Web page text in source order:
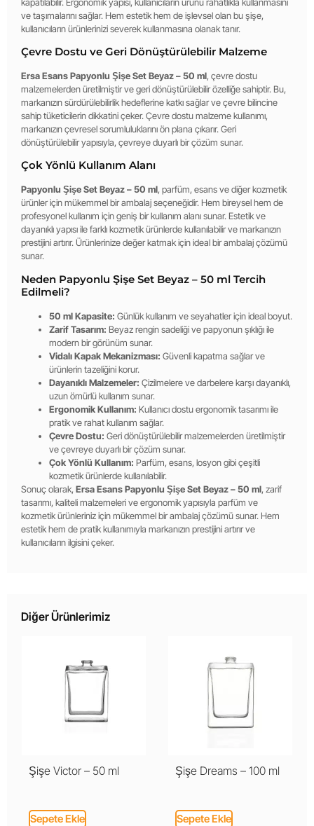
ve taşımalarını sağlar. Hem estetik hem de işlevsel olan bu şişe,
kullanıcıların ürünlerinizi severek kullanmasına olanak tanır.
Çevre Dostu ve Geri Dönüştürülebilir Malzeme
Ersa Esans Papyonlu Şişe Set Beyaz – 50 ml, çevre dostu
malzemelerden üretilmiştir ve geri dönüştürülebilir özelliğe sahiptir. Bu,
markanızın sürdürülebilirlik hedeflerine katkı sağlar ve çevre bilincine
sahip tüketicilerin dikkatini çeker. Çevre dostu malzeme kullanımı,
markanızın çevresel sorumluluklarını ön plana çıkarır. Geri
dönüştürülebilir yapısıyla, çevreye duyarlı bir çözüm sunar.
Çok Yönlü Kullanım Alanı
Papyonlu Şişe Set Beyaz – 50 ml, parfüm, esans ve diğer kozmetik
ürünler için mükemmel bir ambalaj seçeneğidir. Hem bireysel hem de
profesyonel kullanım için geniş bir kullanım alanı sunar. Estetik ve
dayanıklı yapısı ile farklı kozmetik ürünlerde kullanılabilir ve markanızın
prestijini artırır. Ürünlerinize değer katmak için ideal bir ambalaj çözümü
sunar.
Neden Papyonlu Şişe Set Beyaz – 50 ml Tercih
Edilmeli?
50 ml Kapasite: Günlük kullanım ve seyahatler için ideal boyut.
Zarif Tasarım: Beyaz rengin sadeliği ve papyonun şıklığı ile
modern bir görünüm sunar.
Vidalı Kapak Mekanizması: Güvenli kapatma sağlar ve
ürünlerin tazeliğini korur.
Dayanıklı Malzemeler: Çizilmelere ve darbelere karşı dayanıklı,
uzun ömürlü kullanım sunar.
Ergonomik Kullanım: Kullanıcı dostu ergonomik tasarımı ile
pratik ve rahat kullanım sağlar.
Çevre Dostu: Geri dönüştürülebilir malzemelerden üretilmiştir
ve çevreye duyarlı bir çözüm sunar.
Çok Yönlü Kullanım: Parfüm, esans, losyon gibi çeşitli
kozmetik ürünlerde kullanılabilir.
Sonuç olarak, Ersa Esans Papyonlu Şişe Set Beyaz – 50 ml, zarif
tasarımı, kaliteli malzemeleri ve ergonomik yapısıyla parfüm ve
kozmetik ürünleriniz için mükemmel bir ambalaj çözümü sunar. Hem
estetik hem de pratik kullanımıyla markanızın prestijini artırır ve
kullanıcıların ilgisini çeker.
Diğer Ürünlerimiz
Şişe Victor – 50 ml
Sepete Ekle
Şişe Dreams – 100 ml
Sepete Ekle